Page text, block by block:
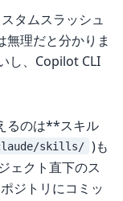
タムスラッシュ
無理だと分かりま
し、Copilot CLI
るのは**スキル
skills/ )も
ェクト直下のス
ジトリにコミッ